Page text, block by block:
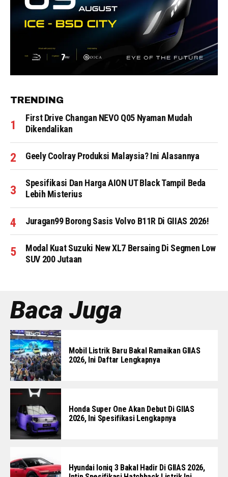
TRENDING
First Drive Changan NEVO Q05 Nyaman Mudah
Dikendalikan
Geely Coolray Produksi Malaysia? Ini Alasannya
Spesifikasi Dan Harga AION UT Black Tampil Beda
Lebih Misterius
Juragan99 Borong Sasis Volvo B11R Di GIIAS 2026!
Modal Kuat Suzuki New XL7 Bersaing Di Segmen Low
SUV 200 Jutaan
Baca Juga
Mobil Listrik Baru Bakal Ramaikan GIIAS
2026, Ini Daftar Lengkapnya
Honda Super One Akan Debut Di GIIAS
2026, Ini Spesifikasi Lengkapnya
Hyundai Ioniq 3 Bakal Hadir Di GIIAS 2026,